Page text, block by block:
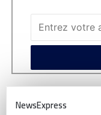
NewsExpress